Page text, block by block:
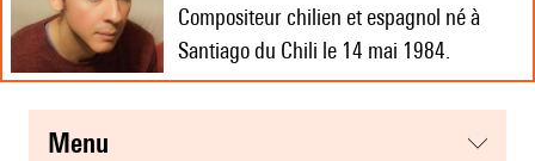
Compositeur chilien et espagnol né à
Santiago du Chili le 14 mai 1984.
menu